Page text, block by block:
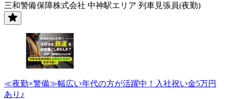
三和警備保障株式会社 中神駅エリア 列車見張員(夜勤)
≪夜勤×警備≫幅広い年代の方が活躍中！入社祝い金5万円
あり♪